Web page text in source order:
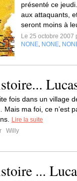
présenté ce
aux attaquants,
seront moins à
Le 25 octobre 2007
NONE NONE
fois dans un village
Mais ma foi, ce n’est
Lire la suite
Willy
...